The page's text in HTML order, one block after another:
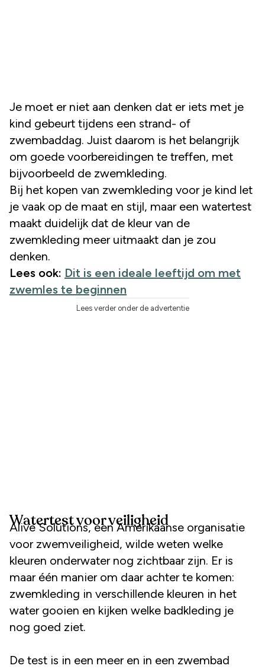
Je moet er niet aan denken dat er iets met je
kind gebeurt tijdens een strand- of
zwembaddag. Juist daarom is het belangrijk
om goede voorbereidingen te treffen, met
bijvoorbeeld de zwemkleding.
Bij het kopen van zwemkleding voor je kind let
je vaak op de maat en stijl, maar een watertest
maakt duidelijk dat de kleur van de
zwemkleding meer uitmaakt dan je zou
denken.
Lees ook: Dit is een ideale leeftijd om met
zwemles te beginnen
Lees verder onder de advertentie
Watertest voor veiligheid
Alive Solutions, een Amerikaanse organisatie
voor zwemveiligheid, wilde weten welke
kleuren onderwater nog zichtbaar zijn. Er is
maar één manier om daar achter te komen:
zwemkleding in verschillende kleuren in het
water gooien en kijken welke badkleding je
nog goed ziet.
De test is in een meer en in een zwembad